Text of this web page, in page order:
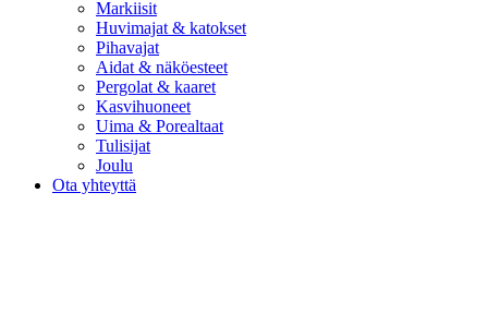
Markiisit
Huvimajat & katokset
Pihavajat
Aidat & näköesteet
Pergolat & kaaret
Kasvihuoneet
Uima & Porealtaat
Tulisijat
Joulu
Ota yhteyttä